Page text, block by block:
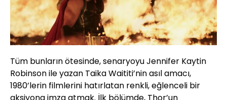
Tüm bunların ötesinde, senaryoyu Jennifer Kaytin
Robinson ile yazan Taika Waititi’nin asıl amacı,
1980’lerin filmlerini hatırlatan renkli, eğlenceli bir